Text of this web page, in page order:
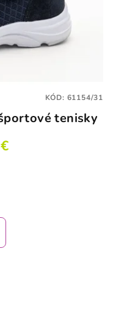
tenisky
KÓD: 61154/31